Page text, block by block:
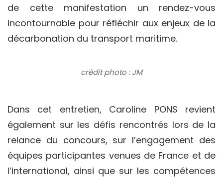
de cette manifestation un rendez-vous
incontournable pour réfléchir aux enjeux de la
décarbonation du transport maritime.
crédit photo : JM
Dans cet entretien, Caroline PONS revient
également sur les défis rencontrés lors de la
relance du concours, sur l’engagement des
équipes participantes venues de France et de
l’international, ainsi que sur les compétences